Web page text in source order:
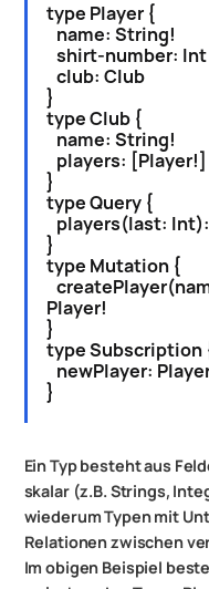
type Player {
name: String!
shirt-number: Int
club: Club
}
type Club {
name: String!
players: [Player!]
}
type Query {
players(last:
}
type Mutation {
Player!
}
type Subscription
newPlayer:
}
Ein Typ besteht aus
skalar (z.B. Strings,
wiederum Typen mit
Relationen zwischen
Im obigen Beispiel